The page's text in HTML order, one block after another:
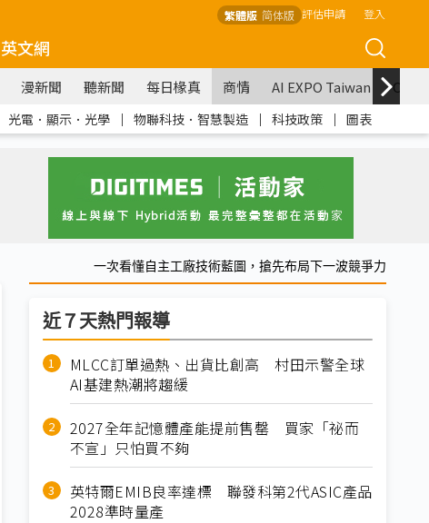
繁體版 简体版 評估申請 登入
英文網
漫新聞 聽新聞 每日椽真 商情 AI EXPO Taiwan
光電．顯示．光學 ｜ 物聯科技．智慧製造 ｜ 科技政策 ｜ 圖表
一次看懂自主工廠技術藍圖，搶先布局下一波競爭力
近７天熱門報導
MLCC訂單過熱、出貨比創高 村田示警全球
AI基建熱潮將趨緩
2027全年記憶體產能提前售罄 買家「祕而
不宣」只怕買不夠
英特爾EMIB良率達標 聯發科第2代ASIC產品
2028準時量產